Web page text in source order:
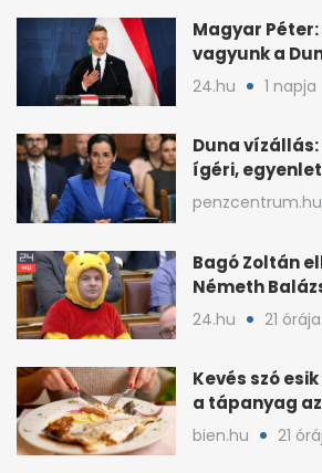
Magyar
vagyunk a
mélypontjától
24.hu 1 napja
Duna
ígéri,
jön
penzcentrum.hu
Bagó Zoltán
Németh
kalocsai poszt
24.hu 21 órája
Kevés szó
a tápanyag
kell
bien.hu 21